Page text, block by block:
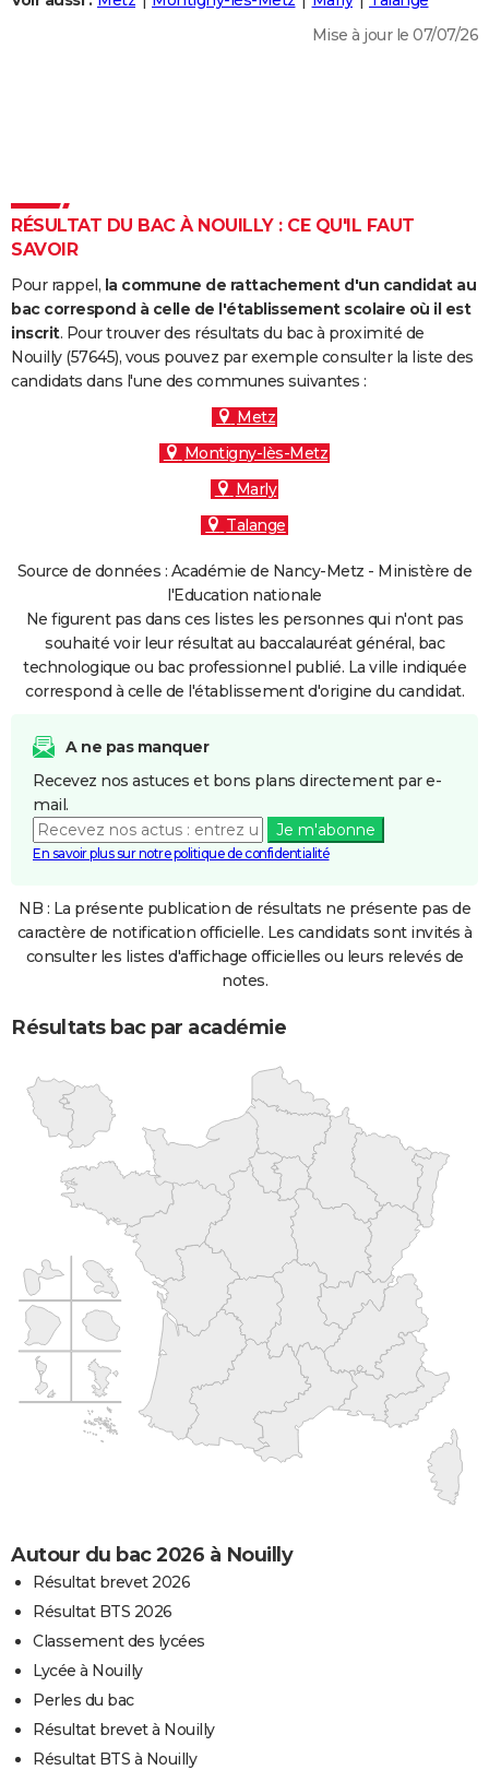
DICTIONNAIRE
Dictionnaire
Biographies
Citations
Expressions
Proverbes
PROGRAMME TV
COPAINS D'AVANT
S'inscrire
Se connecter
Lycées
Collèges
Primaires
Universités
Entreprises
Service militaire
Avis de recherche
AVIS DE DÉCÈS
FORUM
Mise à jour le 07/07/26
RÉSULTAT DU BAC À NOUILLY : CE QU'IL FAUT
SAVOIR
Pour rappel, la commune de rattachement d'un candidat au
bac correspond à celle de l'établissement scolaire où il est
inscrit. Pour trouver des résultats du bac à proximité de
Nouilly (57645), vous pouvez par exemple consulter la liste des
candidats dans l'une des communes suivantes :
Metz
Montigny-lès-Metz
Marly
Talange
Source de données : Académie de Nancy-Metz - Ministère de
l'Education nationale
Ne figurent pas dans ces listes les personnes qui n'ont pas
souhaité voir leur résultat au baccalauréat général, bac
technologique ou bac professionnel publié. La ville indiquée
correspond à celle de l'établissement d'origine du candidat.
A ne pas manquer
Recevez nos astuces et bons plans directement par e-
mail.
Je m'abonne
En savoir plus sur notre politique de confidentialité
NB : La présente publication de résultats ne présente pas de
caractère de notification officielle. Les candidats sont invités à
consulter les listes d'affichage officielles ou leurs relevés de
notes.
Résultats bac par académie
Autour du bac 2026 à Nouilly
Résultat brevet 2026
Résultat BTS 2026
Classement des lycées
Lycée à Nouilly
Perles du bac
Résultat brevet à Nouilly
Résultat BTS à Nouilly